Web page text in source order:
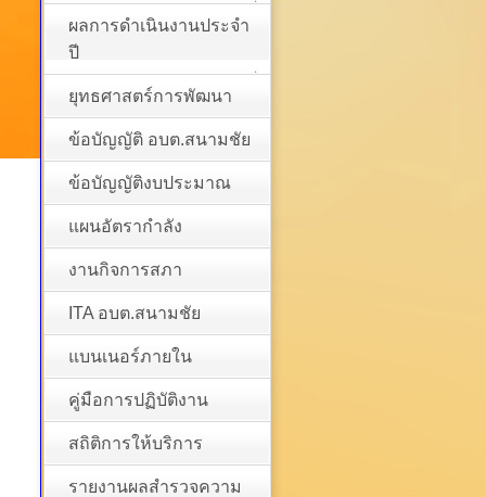
ผลการดำเนินงานประจำ
ปี
ยุทธศาสตร์การพัฒนา
ข้อบัญญัติ อบต.สนามชัย
ข้อบัญญัติงบประมาณ
แผนอัตรากำลัง
งานกิจการสภา
ITA อบต.สนามชัย
แบนเนอร์ภายใน
คู่มือการปฏิบัติงาน
สถิติการให้บริการ
รายงานผลสำรวจความ